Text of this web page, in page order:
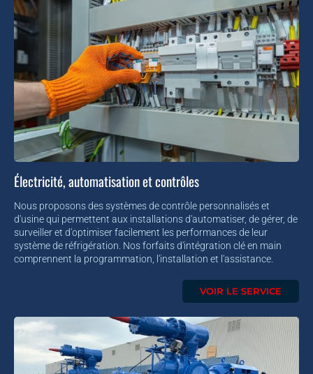
Électricité, automatisation et contrôles
Nous proposons des systèmes de contrôle personnalisés et
d'usine qui permettent aux installations d'automatiser, de gérer, de
surveiller et d'optimiser facilement les performances de leur
système de réfrigération. Nos forfaits d'intégration clé en main
comprennent la programmation, l'installation et l'assistance.
VOIR LE SERVICE